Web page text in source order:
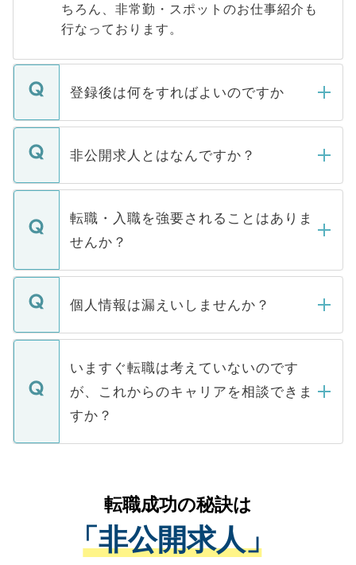
ちろん、非常勤・スポットのお仕事紹介も
行なっております。
登録後は何をすればよいのですか
ご登録いただきましたら、弊社担当者がご
登録内容を確認し、その後メールもしくは
ます。通常、5営業日以内にはご連絡をせて
いただきますので、しばらくお待ちくださ
非公開求人とはなんですか？
マイナビDOCTORで取り扱っている求人の
うち約3割は、Webサイトからご覧いただ
けない「非公開求人」です。非公開求人は
下記の理由によって、一般には公開してい
ません。
■応募殺到を避けるため 人気のある医療機
関を公にしてしまうと、応募が殺到する場
に、医療機関が求める条件に合った人材の
みを人材紹介会社に依頼するケースが増え
ています。
転職・入職を強要されることはありま
せんか？
転職・入職を強要することは一切ありませ
ん。また、仮に応募先から内定をいただい
定を承諾する必要はありません。内定先へ
の辞退の連絡はキャリアパートナーが行い
個人情報は漏えいしませんか？
個人情報が漏えいすることはありませんの
で、ご安心ください。当サイトからの登録
などで収集したご登録者様の個人情報は、
ご本人のキャリアアップおよび転職活動の
支援を目的に使用いたします。お預かりし
ているすべての個人データはご本人の許可
は、個人情報の取り扱いについての厳密な
管理基準を満たした事業者のみに付与され
る、プライバシーマークを取得済みです。
いますぐ転職は考えていないのです
が、これからのキャリアを相談できま
すか？
かがいして、現在の医療機関の状況や紹介
経験をまじえながら、適切なアドバイスを
させていただきます。すぐにご転職をされ
ない方には、長期的なサポートが可能です
転職成功の秘訣は
「非公開求人」